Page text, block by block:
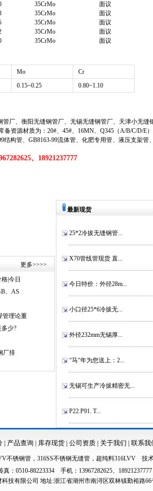
35CrMo 面议
35CrMo 面议
35CrMo 面议
35CrMo 面议
35CrMo 面议
Mo
Cr
0.15~0.25 0.80~1.10
、衡阳无缝钢管厂、无锡无缝钢管厂、天津小无缝
备资源材质为：20#、45#、16MN、Q345（A/B/C/D/E
结构管、GB8163-99流体管、化肥专用管、液压支架管
、18921237777
更多>>>>
|今日
、AS
管理论重
少?
厂排
最新现货
25*2冷拔无缝钢管...
X70管线管现货 直...
今日特价：外径28m...
小口径25*6冷拔无...
外径232mm无锡厚...
“马“年为您送上：2...
无锡可生产冷拔精密无...
P22.P91. T...
| 产品查询 | 库存现货 | 公司资质 | 关于我们 | 联系我
不锈钢管 ， 316SS不锈钢无缝管 ， 超纯料316LVV 技术
：0510-88223334 手机：13967282625、18921237777
技有限公司 地址:浙江省湖州市南浔区双林镇勤裕路66